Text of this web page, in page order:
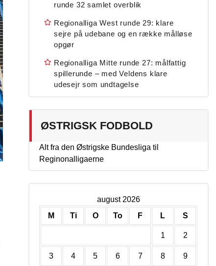
runde 32 samlet overblik
Regionalliga West runde 29: klare
sejre på udebane og en række målløse
opgør
Regionalliga Mitte runde 27: målfattig
spillerunde – med Veldens klare
udesejr som undtagelse
ØSTRIGSK FODBOLD
Alt fra den Østrigske Bundesliga til
Reginonalligaerne
august 2026
M
Ti O To F L S
1 2
3 4 5 6 7 8 9